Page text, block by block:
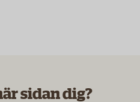
sidan dig?